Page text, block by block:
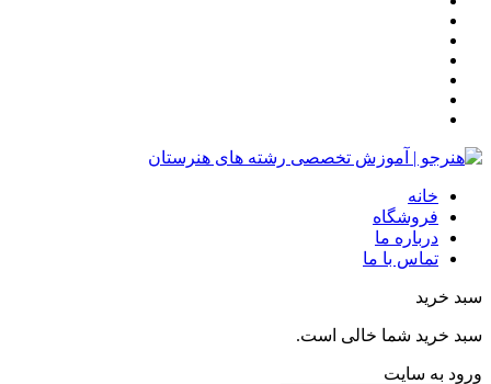
خانه
فروشگاه
درباره ما
تماس با ما
سبد خرید
سبد خرید شما خالی است.
ورود به سایت